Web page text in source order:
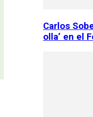
Carlos
olla’ en el